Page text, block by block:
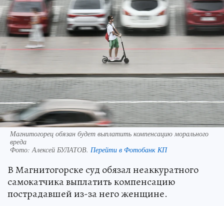
Магнитогорец обязан будет выплатить компенсацию морального
вреда
Фото:Алексей БУЛАТОВ. Перейти в Фотобанк КП
В Магнитогорске суд обязал неаккуратного
самокатчика выплатить компенсацию
пострадавшей из-за него женщине.